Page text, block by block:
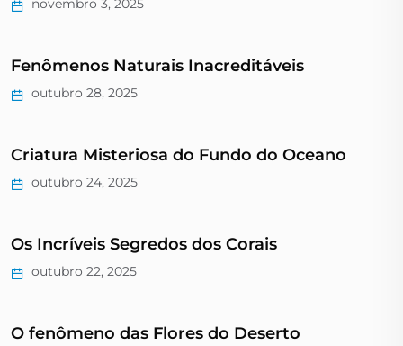
novembro 3, 2025
Fenômenos Naturais Inacreditáveis
outubro 28, 2025
Criatura Misteriosa do Fundo do Oceano
outubro 24, 2025
Os Incríveis Segredos dos Corais
outubro 22, 2025
O fenômeno das Flores do Deserto